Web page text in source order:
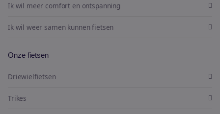
Ik wil meer comfort en ontspanning
Ik wil weer samen kunnen fietsen
Onze fietsen
Driewielfietsen
Trikes